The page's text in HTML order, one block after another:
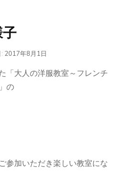
2017年8月1日
「大人の洋服教室～フレンチ
の
参加いただき楽しい教室にな